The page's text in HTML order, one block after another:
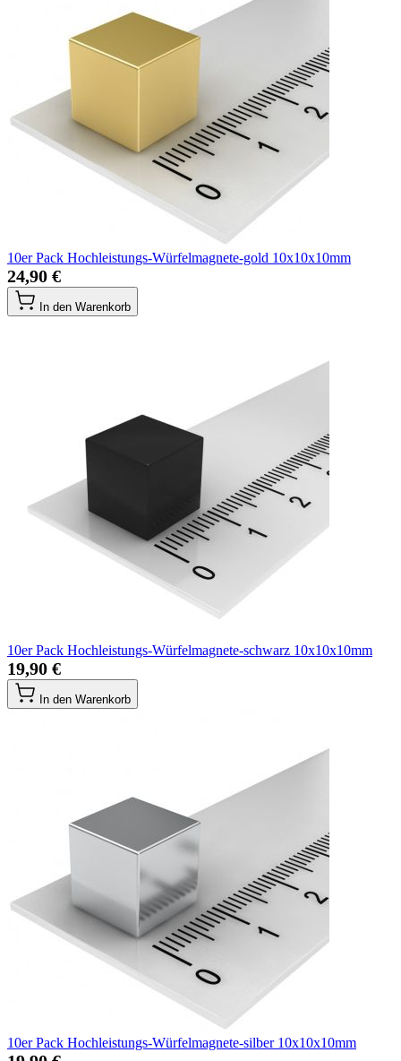
10er Pack Hochleistungs-Würfelmagnete-gold 10x10x10mm
24,90 €
In den Warenkorb
10er Pack Hochleistungs-Würfelmagnete-schwarz 10x10x10mm
19,90 €
In den Warenkorb
10er Pack Hochleistungs-Würfelmagnete-silber 10x10x10mm